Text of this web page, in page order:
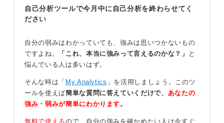
まずは業務の全体像や役割、優先順位を上司に確認し、
短時間でも定期的なすり合わせの場を持ちましょう。
を示すことで、忙しい相手にも受け入れられやすくなり
ます。
共有することで、実力と誠実さを示すことができ、信頼
につながるはずです。
0
自己分析ツールで今月中に自己分析を終わらせてく
ださい
自分の弱みはわかっていても、強みは思いつかないもの
ですよね。
「これ、本当に強みって言えるのかな？」
と
悩んでいる人は多いはず。
そんな時は「 My Analytics 」を活用しましょう。このツ
ールを使えば簡単な質問に答えていくだけで、 あなたの
強み・弱みが簡単にわかります。
無料で使えるので、自分の強みを確かめたい人は今すぐ